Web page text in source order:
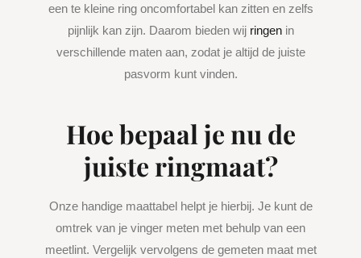
een te kleine ring oncomfortabel kan zitten en zelfs
pijnlijk kan zijn. Daarom bieden wij ringenin
verschillende maten aan, zodat je altijd de juiste
pasvorm kunt vinden.
Hoe bepaal je nu de
juiste ringmaat?
Onze handige maattabel helpt je hierbij. Je kunt de
omtrek van je vinger meten met behulp van een
meetlint. Vergelijk vervolgens de gemeten maat met